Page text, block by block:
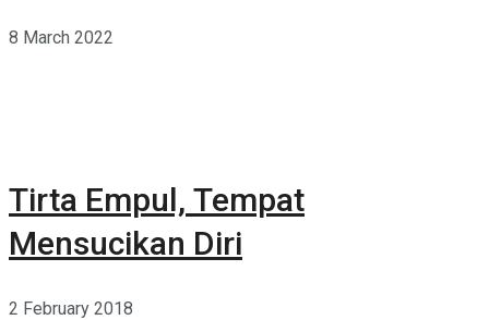
8 March 2022
Tirta Empul, Tempat
Mensucikan Diri
2 February 2018